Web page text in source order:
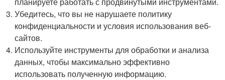
Убедитесь, что вы не нарушаете политику
конфиденциальности и условия использования веб-
сайтов.
Используйте инструменты для обработки и анализа
данных, чтобы максимально эффективно
использовать полученную информацию.